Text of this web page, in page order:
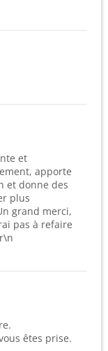
et
apporte
et donne des
plus
grand merci,
pas à refaire
êtes prise.